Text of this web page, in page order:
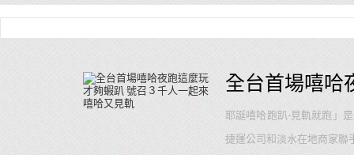
全台首場嘻哈
耶誕嘻哈跑趴-見軌就跑」
捷運公司和淡水在地商家聯